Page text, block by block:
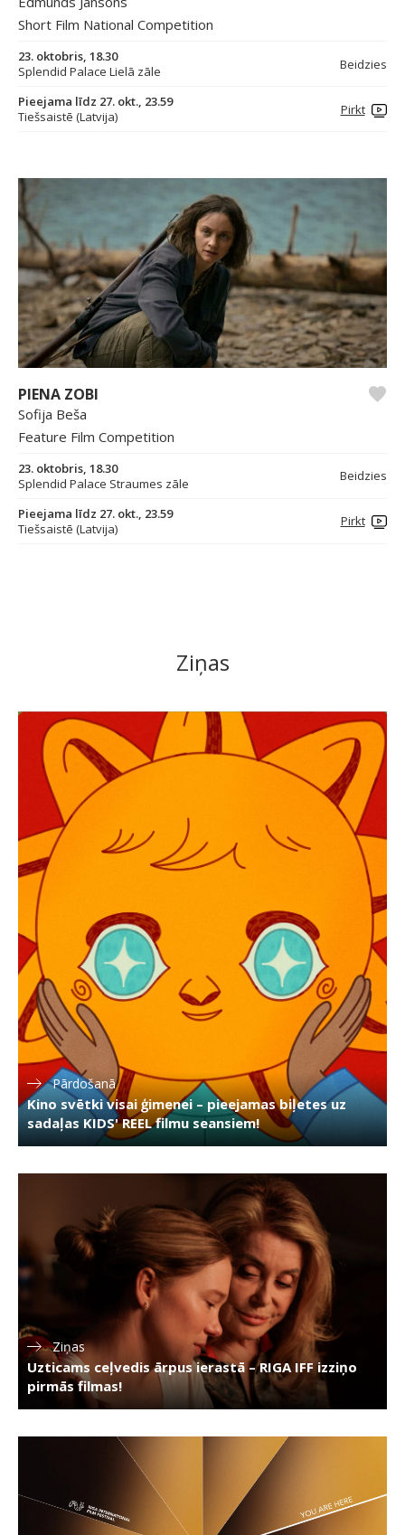
Short Film National Competition
23. oktobris, 18.30
Splendid Palace Lielā zāle
Beidzies
Pieejama līdz 27. okt., 23.59
Tiešsaistē (Latvija)
Pirkt
PIENA ZOBI
Sofija Beša
Feature Film Competition
23. oktobris, 18.30
Splendid Palace Straumes zāle
Beidzies
Pieejama līdz 27. okt., 23.59
Tiešsaistē (Latvija)
Pirkt
Ziņas
Pārdošanā
Kino svētki visai ģimenei – pieejamas biļetes uz
sadaļas KIDS' REEL filmu seansiem!
Ziņas
Uzticams ceļvedis ārpus ierastā – RIGA IFF izziņo
pirmās filmas!